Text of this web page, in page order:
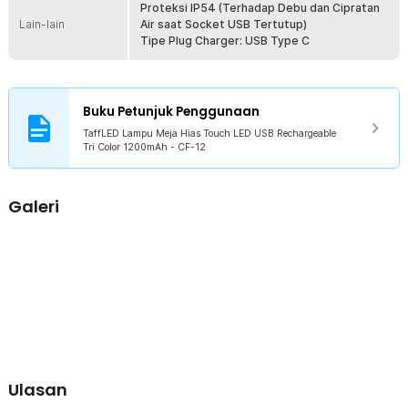
mAh, lampu meja mampu menyala hingga 12 jam lamanya.
Kelengkapan Produk
1 x TaffLED Lampu Meja Hias Touch LED USB Rechargeable Tri
Color 1200mAh - CF-12
1 x Kabel USB Type C
1 x Panduan Penggunaan
Lain-lain
Proteksi IP54 (Terhadap Debu dan Cipratan
Air saat Socket USB Tertutup)
Tipe Plug Charger: USB Type C
Buku Petunjuk Penggunaan
TaffLED Lampu Meja Hias Touch LED USB Rechargeable
Tri Color 1200mAh - CF-12
Galeri
Ulasan